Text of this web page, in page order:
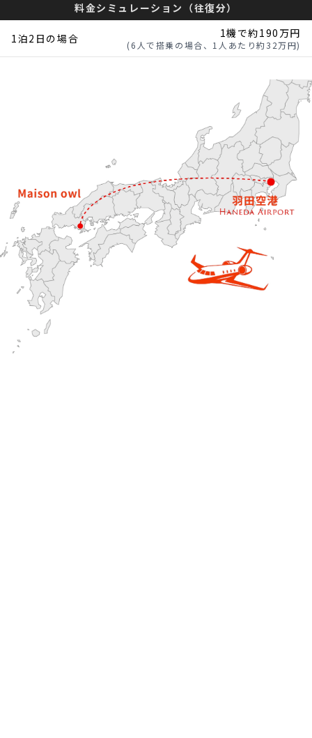
料金シミュレーション（往復分）
1泊2日の場合 1機で約190万円
(6人で搭乗の場合、1人あたり約32万円)